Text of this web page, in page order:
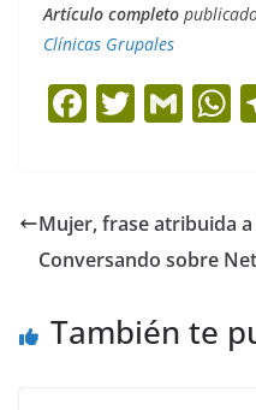
Artículo completo
Clínicas Grupales
F
e
b
o
T
er
G
l s
A
p
Mujer, frase atribuida a
Conversando sobre
También te